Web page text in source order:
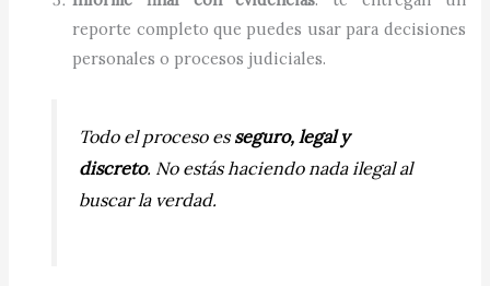
reporte completo que puedes usar para decisiones
personales o procesos judiciales.
Todo el proceso es seguro, legal y
discreto. No estás haciendo nada ilegal al
buscar la verdad.